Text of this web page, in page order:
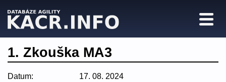
1. Zkouška MA3
Datum: 17. 08. 2024